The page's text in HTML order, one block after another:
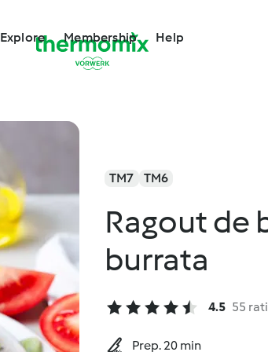
Explore Membership Help
TM7 TM6
Ragout de
burrata
4.5 55
Prep. 20 min